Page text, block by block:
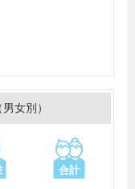
穂大学、千葉大
大学、筑波大
京大学、東海大
学、二松学舎大
学院大学、山形
、流通経済大学
洋女子大学
女別）